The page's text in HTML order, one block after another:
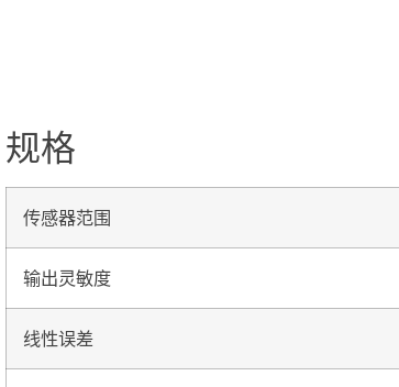
规格
传感器范围
输出灵敏度
线性误差